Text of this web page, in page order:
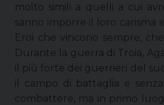
molto simili a quelli a cui
sanno imporre il loro carisma
Eroi che vincono sempre,
Durante la guerra di Troia,
il più forte dei guerrieri del
il campo di battaglia e
combattere, ma in primo